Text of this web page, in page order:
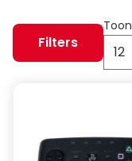
Filters
Toon